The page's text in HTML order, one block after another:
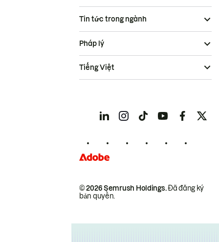
Tin tức trong ngành
© 2026 Semrush Holdings.Đã đăng ký
bản quyền.
Pháp lý
Tiếng Việt